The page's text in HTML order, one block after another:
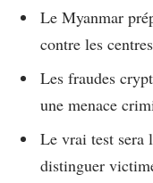
Le Myanmar
contre les
Les fraudes
une menace
Le vrai test sera
distinguer